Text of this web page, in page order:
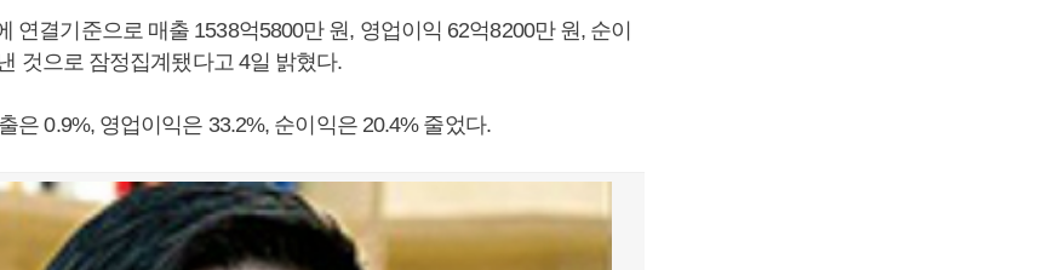
연결기준으로 매출 1538억5800만 원, 영업이익 62억8200만 원, 순이
것으로 잠정집계됐다고 4일 밝혔다.
은 0.9%, 영업이익은 33.2%, 순이익은 20.4% 줄었다.